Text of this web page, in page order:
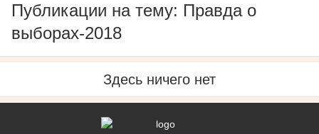
Публикации на тему: Правда о
выборах-2018
Здесь ничего нет